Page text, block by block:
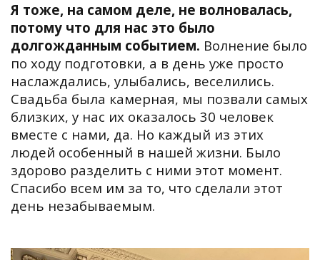
Я тоже, на самом деле, не волновалась,
потому что для нас это было
долгожданным событием. Волнение было
по ходу подготовки, а в день уже просто
наслаждались, улыбались, веселились.
Свадьба была камерная, мы позвали самых
близких, у нас их оказалось 30 человек
вместе с нами, да. Но каждый из этих
людей особенный в нашей жизни. Было
здорово разделить с ними этот момент.
Спасибо всем им за то, что сделали этот
день незабываемым.